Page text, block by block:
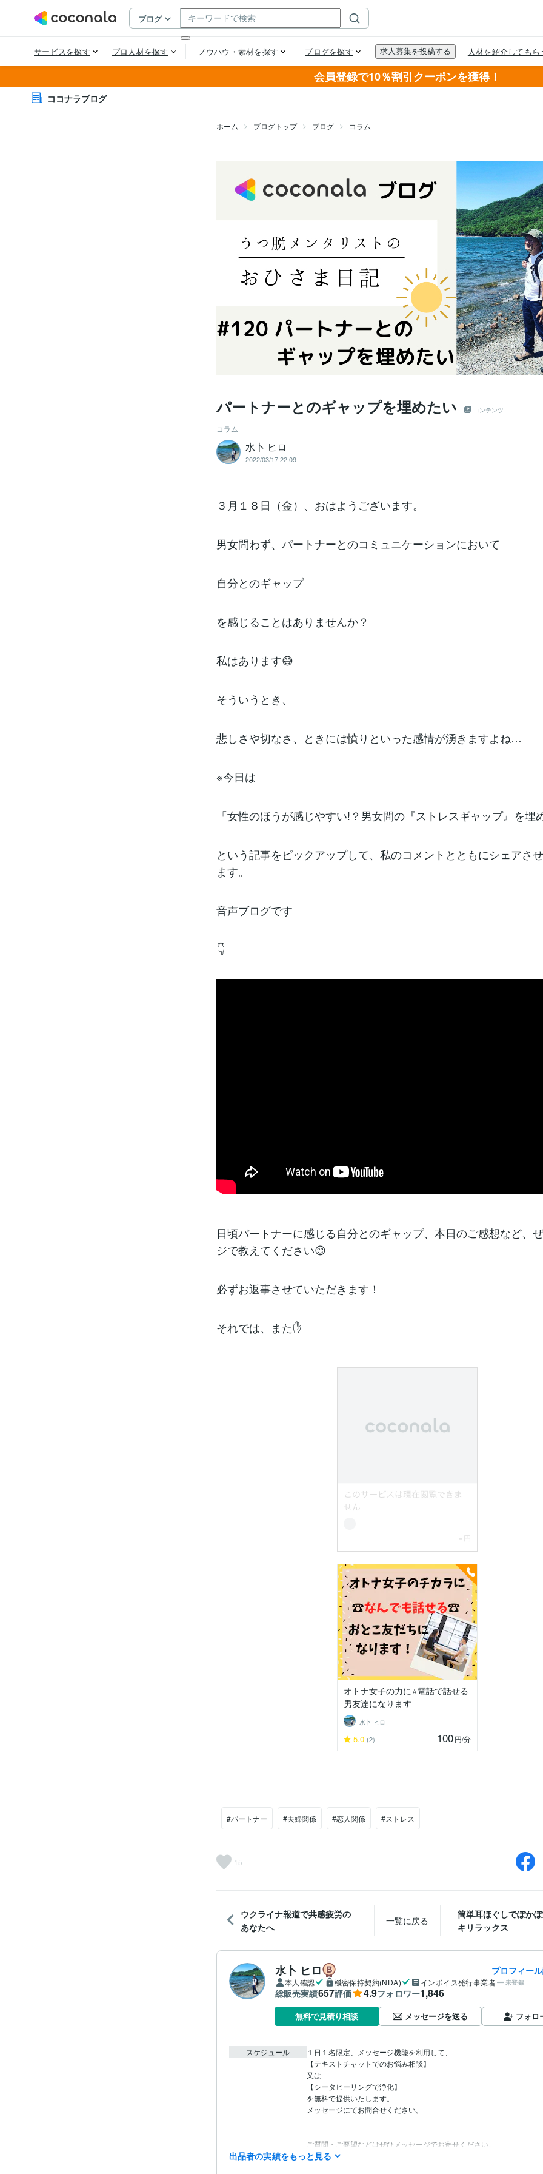
会員登録で10％割引クーポンを獲得！
ココナラブログ
ホーム ブログトップ ブログ コラム
パートナーとのギャップを埋めたい コンテンツ
コラム
水卜 ヒロ
2022/03/17 22:09
３月１８日（金）、おはようございます。
男女問わず、パートナーとのコミュニケーションにおいて
自分とのギャップ
を感じることはありませんか？
私はあります😅
そういうとき、
悲しさや切なさ、ときには憤りといった感情が湧きますよね…
※今日は
「女性のほうが感じやすい!？男女間の『ストレスギャップ』を埋
という記事をピックアップして、私のコメントとともにシェアさ
ます。
音声ブログです
👇
日頃パートナーに感じる自分とのギャップ、本日のご感想など、
ジで教えてください😊
必ずお返事させていただきます！
それでは、また✋
オトナ女子の力に⭐電話で話せる
男友達になります
水卜 ヒロ
5.0 (2) 100円/分
#パートナー #夫婦関係 #恋人関係 #ストレス
15
ウクライナ報道で共感疲労の
あなたへ
一覧に戻る
簡単耳ほぐしでぽか
キリラックス
水卜 ヒロ プロフィー
本人確認 機密保持契約(NDA) インボイス発行事業者 未登録
総販売実績657評価 4.9フォロワー1,846
無料で見積り相談 メッセージを送る フォロ
スケジュール
１日１名限定、メッセージ機能を利用して、
【テキストチャットでのお悩み相談】
又は
【シータヒーリングで浄化】
を無料で提供いたします。
メッセージにてお問合せください。
ご質問・ご要望などはぜひメッセージでお寄せください。
ココナラブログ不定期で更新中です♪
出品者の実績をもっと見る